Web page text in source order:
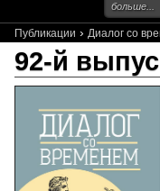
больше...
Публикации › Диалог со
92-й